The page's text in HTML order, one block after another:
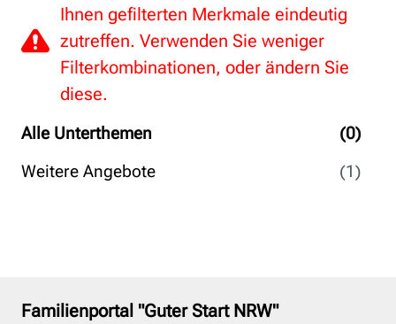
Alle Unterthemen
(0)
Weitere Angebote
(1)
Ihnen gefilterten Merkmale eindeutig
zutreffen. Verwenden Sie weniger
Filterkombinationen, oder ändern Sie
diese.
Familienportal "Guter Start NRW"